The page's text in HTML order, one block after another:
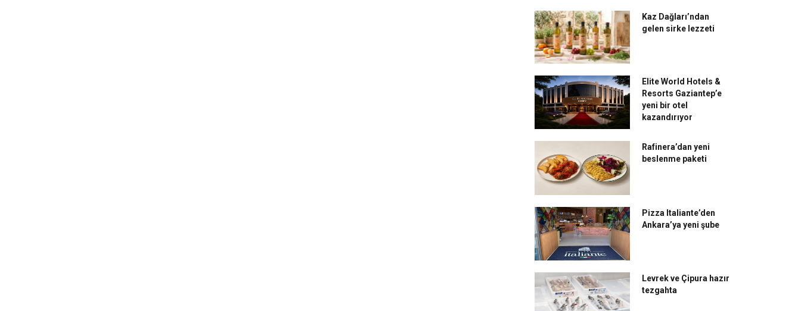
Kaz Dağları’ndan
gelen sirke lezzeti
Elite World Hotels &
Resorts Gaziantep’e
yeni bir otel
kazandırıyor
Rafinera’dan yeni
beslenme paketi
Pizza Italiante’den
Ankara’ya yeni şube
Levrek ve Çipura hazır
tezgahta